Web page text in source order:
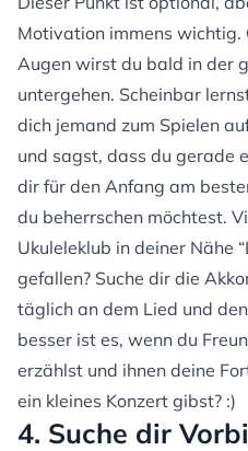
Motivation immens wichtig.
Augen wirst du bald in der
untergehen. Scheinbar
dich jemand zum Spielen
und sagst, dass du gerade
dir für den Anfang am
du beherrschen möchtest.
Ukuleleklub in deiner Nähe
gefallen? Suche dir die
täglich an dem Lied und
besser ist es, wenn du
erzählst und ihnen deine
ein kleines Konzert gibst? :)
4. Suche dir